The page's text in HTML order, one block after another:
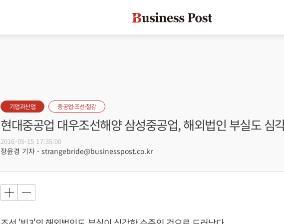
기업과산업 중공업·조선·철강
현대중공업 대우조선해양 삼성중공업, 해외법인 부실도 심
2016-05-15 17:35:00
장윤경 기자 - strangebride@businesspost.co.kr